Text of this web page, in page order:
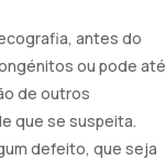
antes do
ou pode até
de outros
que se suspeita.
defeito, que seja